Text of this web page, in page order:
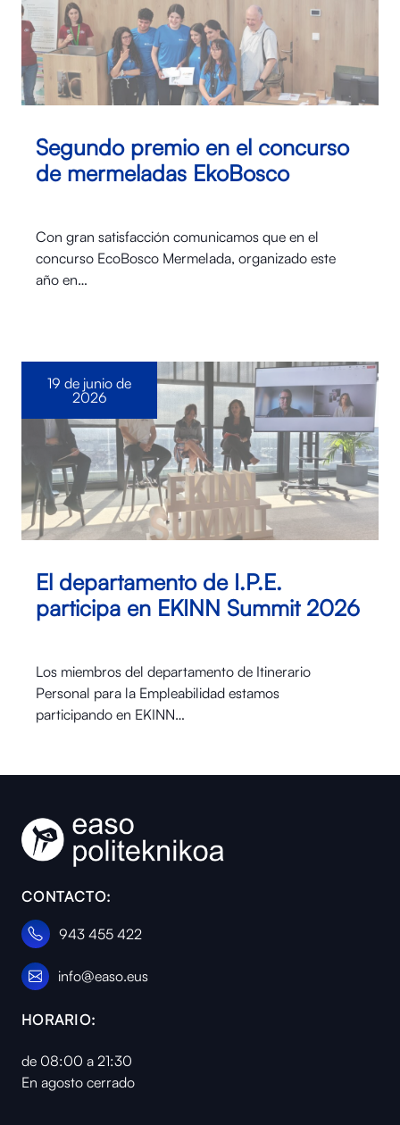
Segundo premio en el concurso
de mermeladas EkoBosco
Con gran satisfacción comunicamos que en el
concurso EcoBosco Mermelada, organizado este
año en…
El departamento de I.P.E.
participa en EKINN Summit 2026
Los miembros del departamento de Itinerario
Personal para la Empleabilidad estamos
participando en EKINN…
19 de junio de
2026
CONTACTO:
943 455 422
info@easo.eus
HORARIO:
de 08:00 a 21:30
En agosto cerrado